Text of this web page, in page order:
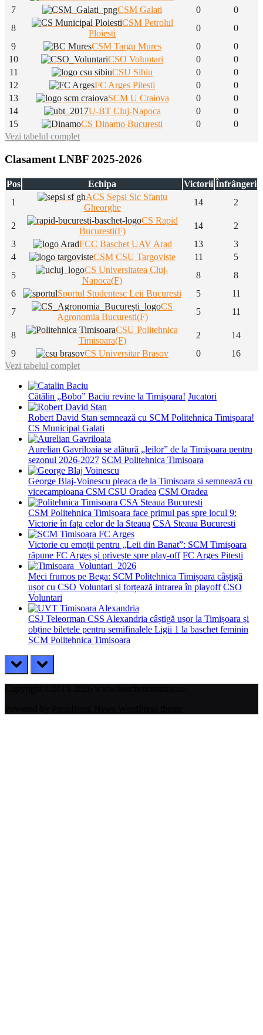
7
CSM Galati 0
0
8
CSM Petrolul
Ploiesti
0
0
9
CSM Targu Mures 0
0
10
CSO Voluntari 0
0
11
CSU Sibiu 0
0
12
FC Arges Pitesti 0
0
13
SCM U Craiova 0
0
14
U-BT Cluj-Napoca 0
0
15
CS Dinamo Bucuresti 0
0
Vezi tabelul complet
Clasament LNBF 2025-2026
Pos Echipa Victorii Înfrângeri
1
ACS Sepsi Sic Sfantu
Gheorghe
14 2
2
CS Rapid
Bucuresti(F)
14
2
3
FCC Baschet UAV Arad 13
3
4
CSM CSU Targoviste 11
5
5
CS Universitatea Cluj-
Napoca(F)
8
8
6
Sportul Studentesc Leii Bucuresti 5
11
7
CS
Agronomia Bucuresti(F)
5 11
8
CSU Politehnica
Timisoara(F)
2
14
9
CS Universitar Brasov 0
16
Vezi tabelul complet
Cătălin „Bobo” Baciu revine la Timișoara! Jucatori
Robert David Stan semnează cu SCM Politehnica Timișoara!
CS Municipal Galati
Aurelian Gavriloaia se alătură „leilor” de la Timișoara pentru
sezonul 2026-2027 SCM Politehnica Timisoara
George Blaj-Voinescu pleaca de la Timisoara si semnează cu
vicecampioana CSM CSU Oradea CSM Oradea
CSM Politehnica Timișoara face primul pas spre locul 9:
Victorie în fața celor de la Steaua CSA Steaua Bucuresti
Victorie cu emoții pentru „Leii din Banat”: SCM Timișoara
răpune FC Argeș și privește spre play-off FC Arges Pitesti
Meci frumos pe Bega: SCM Politehnica Timișoara câștigă
ușor cu CSO Voluntari și forțează intrarea în playoff CSO
Voluntari
CSJ Teleorman CSS Alexandria câștigă ușor la Timișoara și
obține biletele pentru semifinalele Ligii 1 la baschet feminin
SCM Politehnica Timisoara
prev next